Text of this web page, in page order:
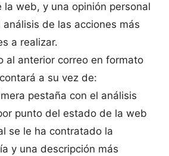
la web, y una opinión personal
análisis de las acciones más
a realizar.
al anterior correo en formato
a su vez de:
pestaña con el análisis
punto del estado de la web
se le ha contratado la
y una descripción más